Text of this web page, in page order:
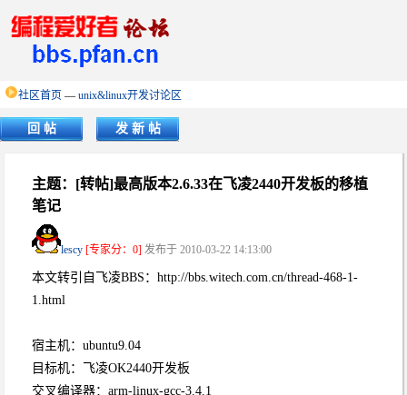
社区首页 — unix&linux开发讨论区
回 帖 发 新 帖
主题：[转帖]最高版本2.6.33在飞凌2440开发板的移植
笔记
lescy [专家分：0] 发布于 2010-03-22 14:13:00
本文转引自飞凌BBS：http://bbs.witech.com.cn/thread-468-1-
1.html
宿主机：ubuntu9.04
目标机：飞凌OK2440开发板
交叉编译器：arm-linux-gcc-3.4.1